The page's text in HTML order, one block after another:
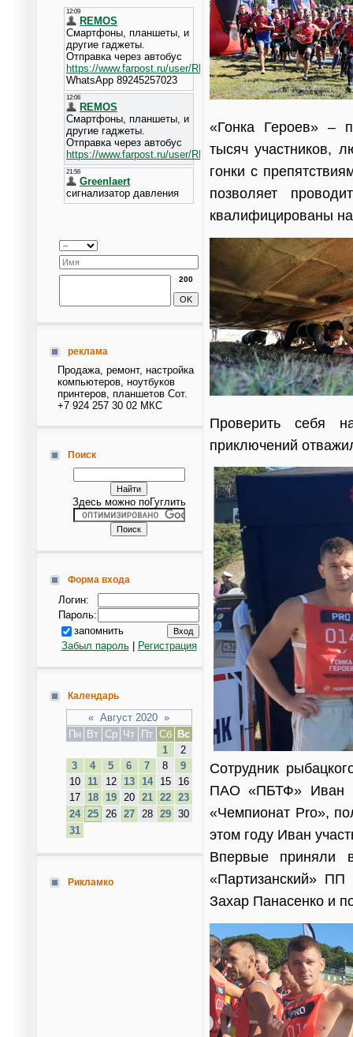
200
реклама
Продажа, ремонт, настройка
компьютеров, ноутбуков
принтеров, планшетов Сот.
+7 924 257 30 02 МКС
Поиск
Здесь можно поГуглить
Форма входа
Логин:
Пароль:
запомнить
Забыл пароль| Регистрация
Календарь
« Август 2020 »
Пн
Вт Ср Чт Пт Сб
Вс
1
2
3
4 5 6 7 8
9
10
11 12 13 14 15
16
17
18 19 20 21 22
23
24
25 26 27 28 29
30
31
Рикламко
«Гонка Героев» –
тысяч участников,
гонки с
позволяет
квалифицированы
Проверить себя
приключений
Сотрудник
ПАО «ПБТФ» Иван
«Чемпионат Pro»,
этом году Иван
Впервые приняли
«Партизанский»
Захар Панасенко и